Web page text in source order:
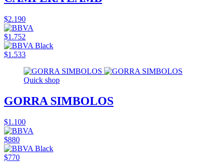
$2.190
$1.752
$1.533
Quick shop
GORRA SIMBOLOS
$1.100
$880
$770